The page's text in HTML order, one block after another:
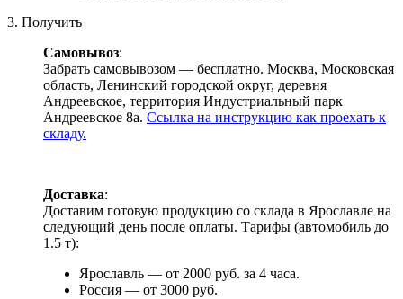
3. Получить
Самовывоз:
Забрать самовывозом — бесплатно. Москва, Московская
область, Ленинский городской округ, деревня
Андреевское, территория Индустриальный парк
Андреевское 8а. Ссылка на инструкцию как проехать к
складу.
Доставка:
Доставим готовую продукцию со склада в Ярославле на
следующий день после оплаты. Тарифы (автомобиль до
1.5 т):
Ярославль — от 2000 руб. за 4 часа.
Россия — от 3000 руб.